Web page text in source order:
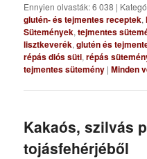
Ennyien olvasták: 6 038 |
glutén- és tejmentes receptek,
Sütemények,tejmentes
lisztkeverék,glutén és
répás diós süti,répás
tejmentes sütemény |Minden
Kakaós, szilvás
tojásfehérjéből